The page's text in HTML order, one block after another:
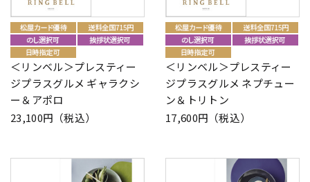
＜リンベル＞プレスティー
ジプラスグルメ ギャラクシ
ー＆アポロ
23,100円（税込）
＜リンベル＞プレスティー
ジプラスグルメ ネプチュー
ン＆トリトン
17,600円（税込）